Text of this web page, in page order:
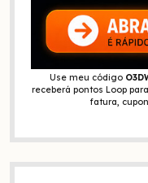
Use meu código
receberá pontos Loop
fatura,